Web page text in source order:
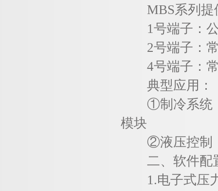
MBS系列提
1号端子：公
2号端子：常
4号端子：常
典型应用：
①制冷系统：1
模块
②液压控制：
二、软件配
1.电子式压